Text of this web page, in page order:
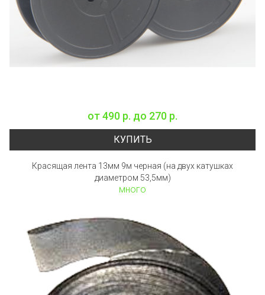
от490 р. до 270 р.
КУПИТЬ
Красящая лента 13мм 9м черная (на двух катушках
диаметром 53,5мм)
много